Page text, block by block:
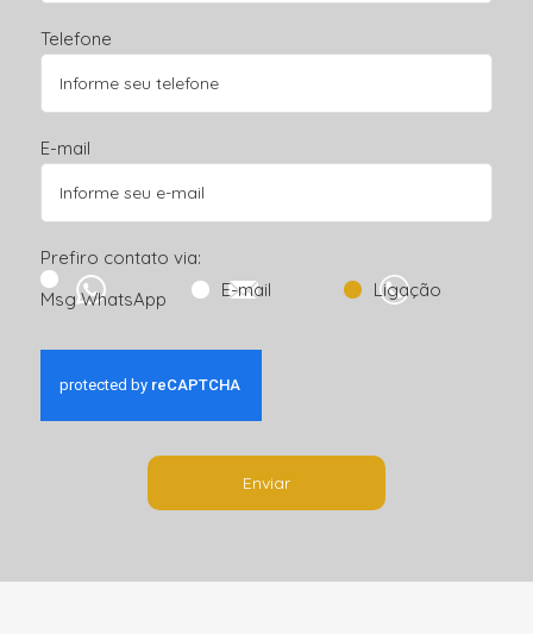
Telefone
E-mail
Prefiro contato via:
Msg WhatsApp
E-mail Ligação
Enviar